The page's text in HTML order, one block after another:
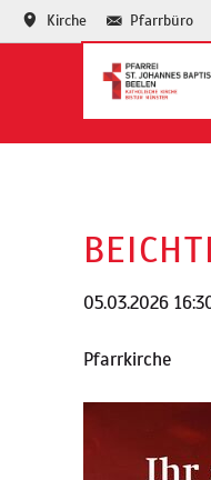
Kirche Pfarrbüro
05.03.2026
Pfarrkirche